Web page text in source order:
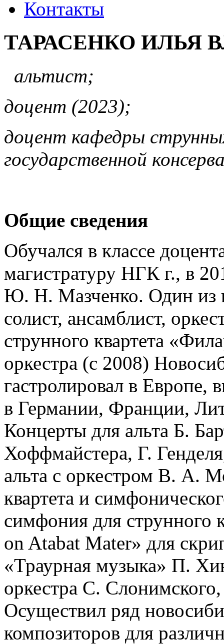
Контакты
ТАРАСЕНКО ИЛЬЯ
альтист;
доцент (2023);
доцент кафедры
государственной
Общие сведения
Обучался в классе
магистратуру НГК г., в
Ю. Н. Мазченко. Один из
солист, ансамблист,
струнного квартета
оркестра (с 2008)
гастролировал в
в Германии, Франции,
Концерты для альта Б.
Хоффмайстера, Г.
альта с оркестром В. А.
квартета и
симфония для струнного
on Atabat Mater» для
«Траурная музыка» П.
оркестра С.
Осуществил ряд
композиторов для